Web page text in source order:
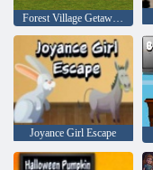
Joyance Girl Escape